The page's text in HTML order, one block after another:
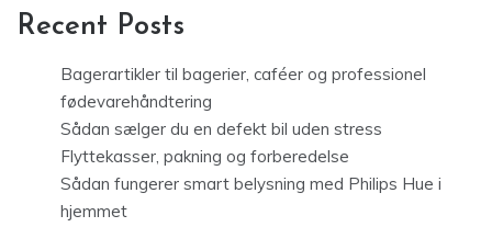
Recent Posts
Bagerartikler til bagerier, caféer og professionel
fødevarehåndtering
Sådan sælger du en defekt bil uden stress
Flyttekasser, pakning og forberedelse
Sådan fungerer smart belysning med Philips Hue i
hjemmet